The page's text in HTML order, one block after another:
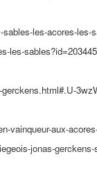
sables-les-acores-les-
les-sables?id=
vainqueur-aux-
jonas-gerckens-